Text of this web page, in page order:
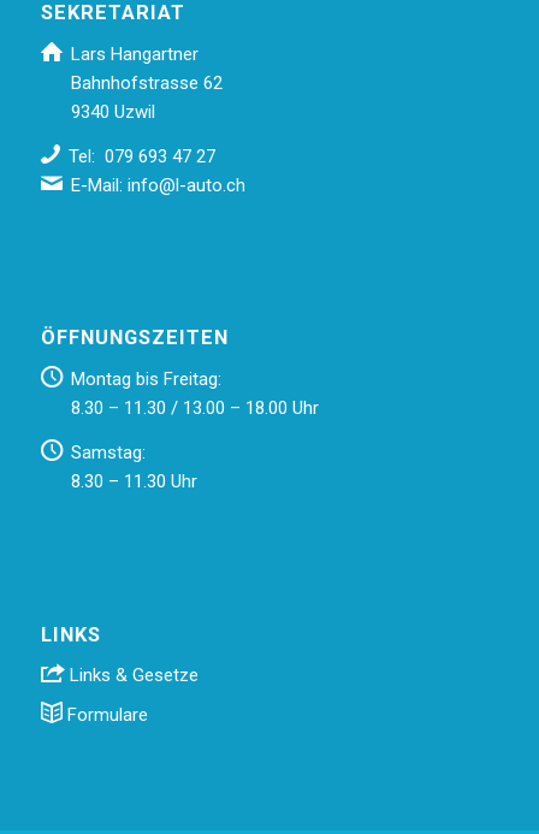
SEKRETARIAT
Lars Hangartner
Bahnhofstrasse 62
9340 Uzwil
Tel: 079 693 47 27
E-Mail:info@l-auto.ch
ÖFFNUNGSZEITEN
Montag bis Freitag:
8.30 – 11.30 / 13.00 – 18.00 Uhr
Samstag:
8.30 – 11.30 Uhr
LINKS
Links & Gesetze
Formulare